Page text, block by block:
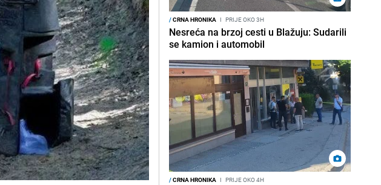
/CRNA HRONIKA I PRIJE OKO 3H
Nesreća na brzoj cesti u Blažuju: Sudarili
se kamion i automobil
/CRNA HRONIKA I PRIJE OKO 4H